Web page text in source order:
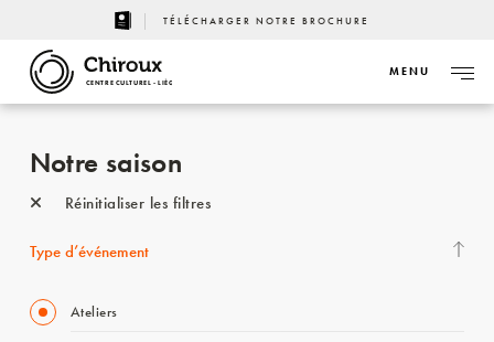
TÉLÉCHARGER NOTRE BROCHURE
CENTRE CULTUREL - LIÈGE
MENU
Notre saison
Réinitialiser les filtres
Type d’événement
Ateliers